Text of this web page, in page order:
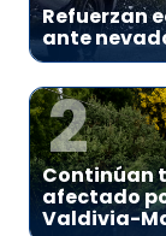
Refuerzan
ante
2
Continúan
afectado
Valdivia-